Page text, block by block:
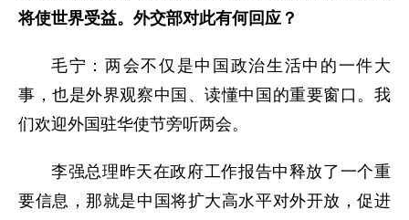
将使世界受益。外交部对此有何回应？
毛宁：两会不仅是中国政治生活中的一件大
事，也是外界观察中国、读懂中国的重要窗口。我
们欢迎外国驻华使节旁听两会。
李强总理昨天在政府工作报告中释放了一个重
要信息，那就是中国将扩大高水平对外开放，促进